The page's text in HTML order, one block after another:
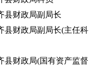
县财政局副局长
县财政局副局长(主任科
县财政局(国有资产监督